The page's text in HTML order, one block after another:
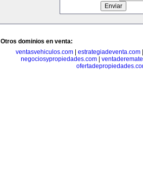
Otros dominios en venta:
ventasvehiculos.com
estrategiadeventa.com
negociosypropiedades.com